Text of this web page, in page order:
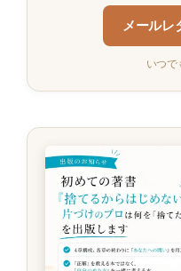
メールレ
いつで